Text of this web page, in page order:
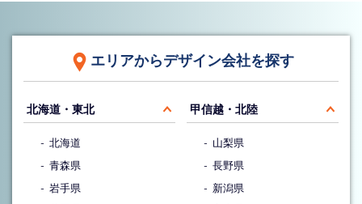
エリアからデザイン会社を探す
北海道・東北
北海道
青森県
岩手県
甲信越・北陸
山梨県
長野県
新潟県